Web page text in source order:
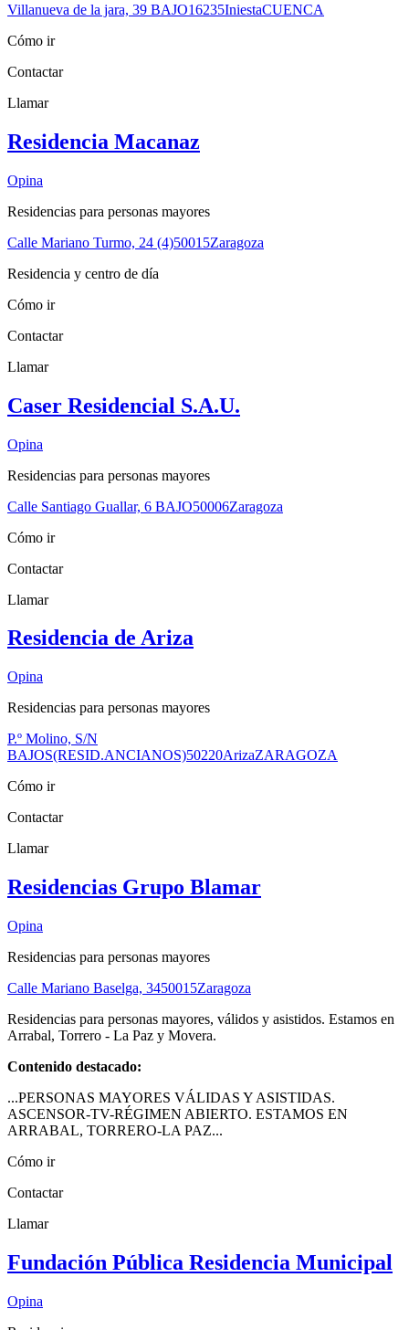
Villanueva de la jara, 39 BAJO16235IniestaCUENCA
Cómo ir
Contactar
Llamar
Residencia Macanaz
Opina
Residencias para personas mayores
Calle Mariano Turmo, 24 (4)50015Zaragoza
Residencia y centro de día
Cómo ir
Contactar
Llamar
Caser Residencial S.A.U.
Opina
Residencias para personas mayores
Calle Santiago Guallar, 6 BAJO50006Zaragoza
Cómo ir
Contactar
Llamar
Residencia de Ariza
Opina
Residencias para personas mayores
P.º Molino, S/N
BAJOS(RESID.ANCIANOS)50220ArizaZARAGOZA
Cómo ir
Contactar
Llamar
Residencias Grupo Blamar
Opina
Residencias para personas mayores
Calle Mariano Baselga, 3450015Zaragoza
Residencias para personas mayores, válidos y asistidos. Estamos en
Arrabal, Torrero - La Paz y Movera.
Contenido destacado:
...PERSONAS MAYORES VÁLIDAS Y ASISTIDAS.
ASCENSOR-TV-RÉGIMEN ABIERTO. ESTAMOS EN
ARRABAL, TORRERO-LA PAZ...
Cómo ir
Contactar
Llamar
Fundación Pública Residencia Municipal
Opina